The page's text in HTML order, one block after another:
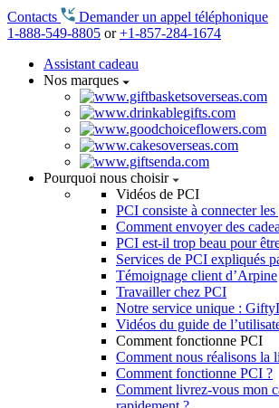
Contacts
Demander un appel téléphonique
1-888-549-8805 or+1-857-284-1674
Assistant cadeau
Nos marques
Pourquoi nous choisir
Vidéos de PCI
PCI consiste à connecter les
Comment envoyer des
PCI est-il trop beau pour
Services de PCI expliqués
Témoignage client d’Arpine
Travailler chez PCI
Notre service unique :
Vidéos du guide de
Comment fonctionne PCI
Comment nous réalisons la
Comment fonctionne PCI ?
Comment livrez-vous mon